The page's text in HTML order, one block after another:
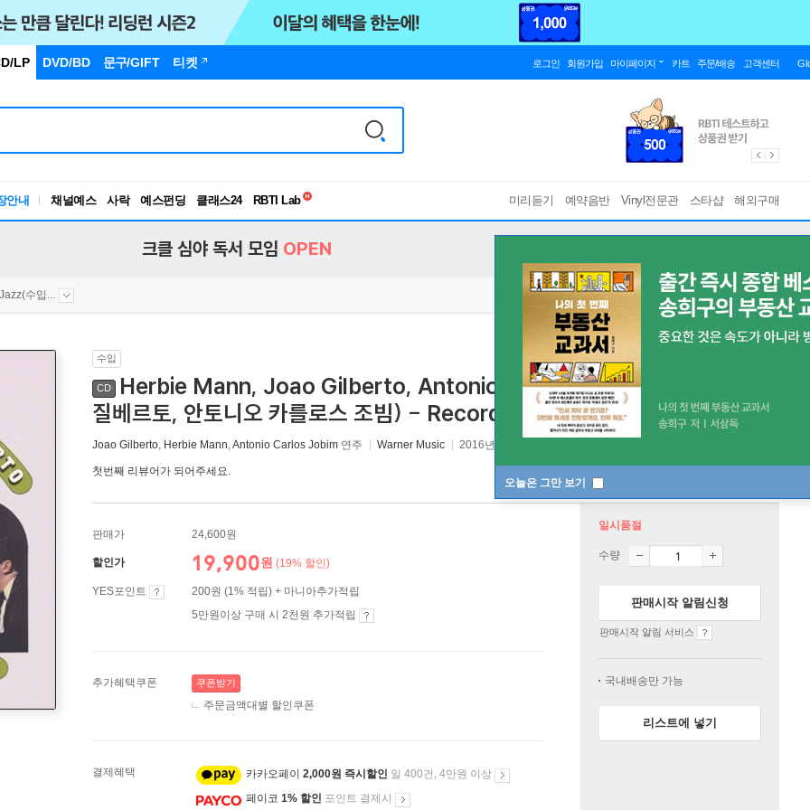
LP DVD/BD 문구/GIFT 티켓 로그인 회원가입 마이페이지 카트 주문/배송 고객센터
안내 채널예스 사락 예스펀딩 클래스24
독서유형검사
미리듣기 예약음반 Vinyl전문관 스타샵 해외구매
오늘은 그만 보기
크클 심야 독서 모임 OPEN
수입...
수입
CD
Herbie Mann, Joao Gilberto, Antonio Carlos Jobim (허비만, 주앙
질베르토, 안토니오 카를로스 조빔) - Recorded In Rio De Janeiro
Joao Gilberto, Herbie Mann,Antonio Carlos Jobim 연주 Warner Music 2016년 10월 19일
첫번째 리뷰어가 되어주세요.
판매가 24,600원
할인가 19,900원 (19% 할인)
YES포인트
200원 (1% 적립) + 마니아추가적립
5만원이상 구매 시 2천원 추가적립
추가혜택쿠폰 쿠폰받기
주문금액대별 할인쿠폰
결제혜택 카카오페이 2,000원 즉시할인 일 400건, 4만원 이상
페이코 1% 할인 포인트 결제시
일시품절
수량
판매시작 알림신청
판매시작 알림 서비스
국내배송만 가능
리스트에 넣기